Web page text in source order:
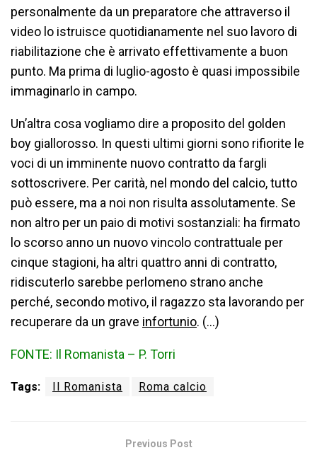
personalmente da un preparatore che attraverso il
video lo istruisce quotidianamente nel suo lavoro di
riabilitazione che è arrivato effettivamente a buon
punto. Ma prima di luglio-agosto è quasi impossibile
immaginarlo in campo.
Un’altra cosa vogliamo dire a proposito del golden
boy giallorosso. In questi ultimi giorni sono rifiorite le
voci di un imminente nuovo contratto da fargli
sottoscrivere. Per carità, nel mondo del calcio, tutto
può essere, ma a noi non risulta assolutamente. Se
non altro per un paio di motivi sostanziali: ha firmato
lo scorso anno un nuovo vincolo contrattuale per
cinque stagioni, ha altri quattro anni di contratto,
ridiscuterlo sarebbe perlomeno strano anche
perché, secondo motivo, il ragazzo sta lavorando per
recuperare da un grave infortunio. (…)
FONTE: Il Romanista – P. Torri
Tags: Il Romanista Roma calcio
Previous Post